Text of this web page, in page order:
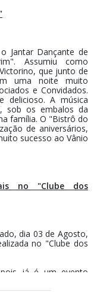
Dançante de
Assumiu como
que junto de
uma noite muito
e Convidados.
delicioso. A música
sob os embalos da
família. O "Bistrô do
de aniversários,
sucesso ao Vânio
no "Clube dos
dia 03 de Agosto,
no "Clube dos
já é um evento